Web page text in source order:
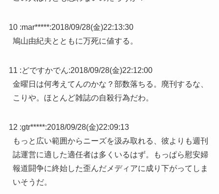
10 :mar*****:2018/09/28(金)22:13:30
鳩山由紀夫とともに万死に値する。
11 :どですかでん:2018/09/28(金)22:12:00
金曜日は何考えてんのかな？部数落ちる。廃刊するな、
こりや。ほとんど雑誌の自殺行為だわ。
12 :gtr*****:2018/09/28(金)22:09:13
もっと広い範囲からニーズを汲み取れる、彼よりも週刊
誌運営に適した適任者は多くいるはず。もっぱら慰安婦
報道闘争に終始した歪んだメディアに成り下がってしま
いそうだ。